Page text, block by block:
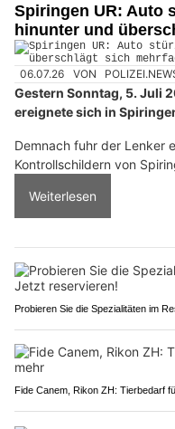
Spiringen UR: Auto
hinunter und
06.07.26 VON
Gestern Sonntag, 5. Juli
ereignete sich in
Demnach fuhr der Lenker
Kontrollschildern von
Weiterlesen
Probieren Sie die Spezialitäten im
Fide Canem, Rikon ZH: Tierbedarf